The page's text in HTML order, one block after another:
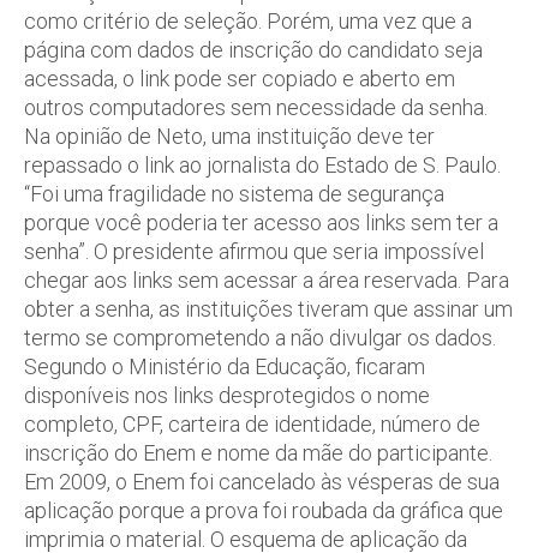
como critério de seleção. Porém, uma vez que a
página com dados de inscrição do candidato seja
acessada, o link pode ser copiado e aberto em
outros computadores sem necessidade da senha.
Na opinião de Neto, uma instituição deve ter
repassado o link ao jornalista do Estado de S. Paulo.
“Foi uma fragilidade no sistema de segurança
porque você poderia ter acesso aos links sem ter a
senha”. O presidente afirmou que seria impossível
chegar aos links sem acessar a área reservada. Para
obter a senha, as instituições tiveram que assinar um
termo se comprometendo a não divulgar os dados.
Segundo o Ministério da Educação, ficaram
disponíveis nos links desprotegidos o nome
completo, CPF, carteira de identidade, número de
inscrição do Enem e nome da mãe do participante.
Em 2009, o Enem foi cancelado às vésperas de sua
aplicação porque a prova foi roubada da gráfica que
imprimia o material. O esquema de aplicação da